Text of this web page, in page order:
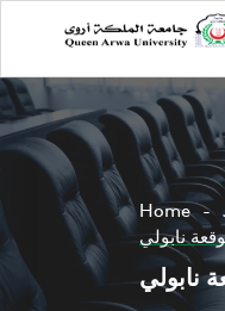
Home
نابولي
نابولي